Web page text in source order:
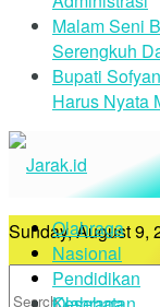
Malam Seni
Serengkuh
Bupati
Harus Nyata
Sunday, August 9,
Olahraga
Nasional
Pendidikan